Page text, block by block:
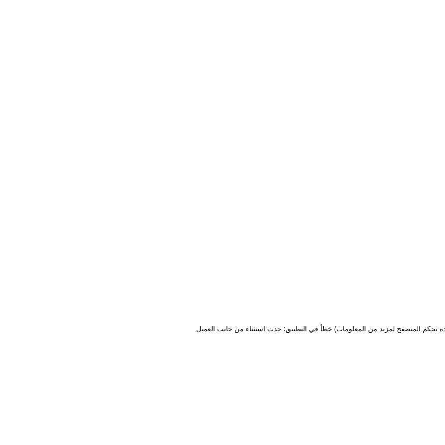
خطأ في التطبيق: حدث استثناء من جانب العميل تحكم المتصفح لمزيد من المعلومات)